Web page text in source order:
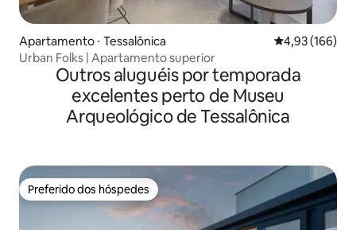
Apartamento ⋅ Tessalônica 4,93 de uma
4,93 (166)
Urban Folks | Apartamento superior
Outros aluguéis por temporada
excelentes perto de Museu
Arqueológico de Tessalônica
Preferido dos hóspedes
Preferido dos hóspedes